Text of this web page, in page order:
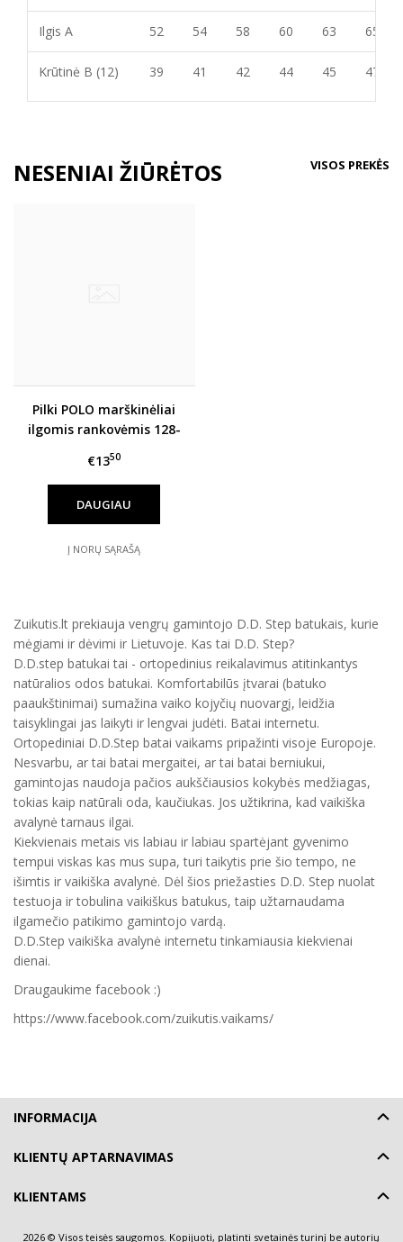
Ilgis A 52 54 58 60 63 65
Krūtinė B (12) 39 41 42 44 45 47
NESENIAI ŽIŪRĖTOS VISOS PREKĖS
Pilki POLO marškinėliai
ilgomis rankovėmis 128-
€1350
DAUGIAU
Į NORŲ SĄRAŠĄ
Zuikutis.lt prekiauja vengrų gamintojo D.D. Step batukais, kurie
mėgiami ir dėvimi ir Lietuvoje. Kas tai D.D. Step?
D.D.step batukai tai - ortopedinius reikalavimus atitinkantys
natūralios odos batukai. Komfortabilūs įtvarai (batuko
paaukštinimai) sumažina vaiko kojyčių nuovargį, leidžia
taisyklingai jas laikyti ir lengvai judėti. Batai internetu.
Ortopediniai D.D.Step batai vaikams pripažinti visoje Europoje.
Nesvarbu, ar tai batai mergaitei, ar tai batai berniukui,
gamintojas naudoja pačios aukščiausios kokybės medžiagas,
tokias kaip natūrali oda, kaučiukas. Jos užtikrina, kad vaikiška
avalynė tarnaus ilgai.
Kiekvienais metais vis labiau ir labiau spartėjant gyvenimo
tempui viskas kas mus supa, turi taikytis prie šio tempo, ne
išimtis ir vaikiška avalynė. Dėl šios priežasties D.D. Step nuolat
testuoja ir tobulina vaikiškus batukus, taip užtarnaudama
ilgamečio patikimo gamintojo vardą.
D.D.Step vaikiška avalynė internetu tinkamiausia kiekvienai
dienai.
Draugaukime facebook :)
https://www.facebook.com/zuikutis.vaikams/
INFORMACIJA
KLIENTŲ APTARNAVIMAS
KLIENTAMS
2026 © Visos teisės saugomos. Kopijuoti, platinti svetainės turinį be autorių